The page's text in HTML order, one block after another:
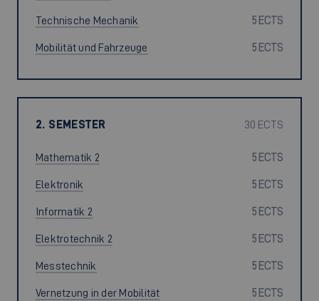
Technische Mechanik 5 ECTS
Mobilität und Fahrzeuge 5 ECTS
2. SEMESTER 30 ECTS
Mathematik 2 5 ECTS
Elektronik 5 ECTS
Informatik 2 5 ECTS
Elektrotechnik 2 5 ECTS
Messtechnik 5 ECTS
Vernetzung in der Mobilität 5 ECTS